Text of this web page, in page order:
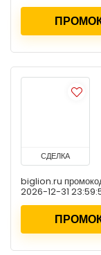
СДЕЛКА
biglion.ru
2026-12-31